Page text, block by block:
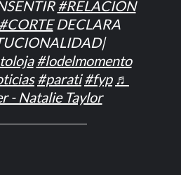
#RELACION
DECLARA
#lodelmomento
#parati #fyp ♬
- Natalie Taylor